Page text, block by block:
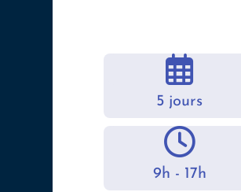
5 jours
9h - 17h